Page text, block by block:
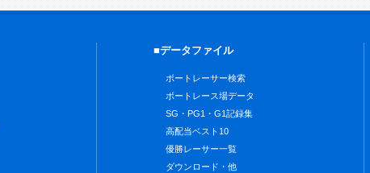
■データファイル
ボートレーサー検索
ボートレース場データ
SG・PG1・G1記録集
高配当ベスト10
優勝レーサー一覧
ダウンロード・他